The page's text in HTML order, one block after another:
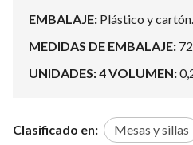
EMBALAJE: Plástico y cartón.
MEDIDAS DE EMBALAJE:
UNIDADES: 4 VOLUMEN:
Clasificado en: Mesas y sillas